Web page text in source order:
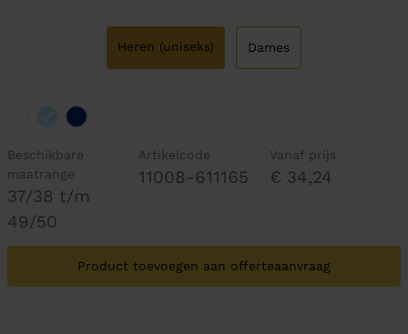
Heren (uniseks) Dames
Beschikbare
maatrange
37/38 t/m
49/50
Artikelcode
11008-611165
Vanaf prijs
€ 34,24
Product toevoegen aan offerteaanvraag